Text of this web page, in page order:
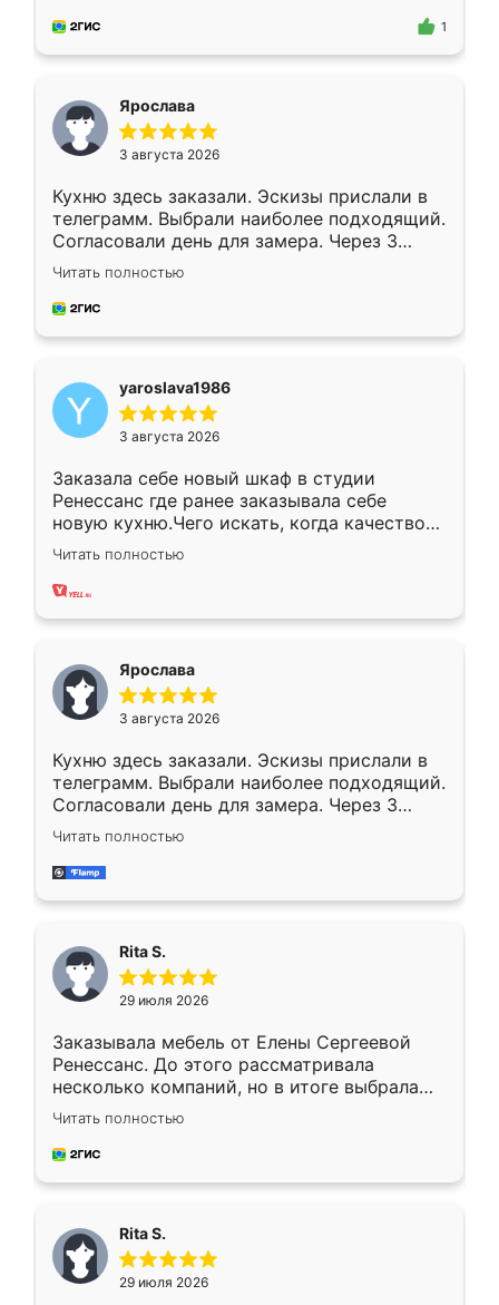
предложил по моему эскизу самый
1
Ярослава
3 августа 2026
Кухню здесь заказали. Эскизы прислали в
телеграмм. Выбрали наиболее подходящий.
Согласовали день для замера. Через 3
недели кухня была уже готова. Остались
довольны работой. Спасибо Ренессанс
мебель за качественную работу!
Читать полностью
yaroslava1986
3 августа 2026
Заказала себе новый шкаф в студии
Ренессанс где ранее заказывала себе
новую кухню.Чего искать, когда качеством
вполне довольна. Служит кухня уже почти
два года, нареканий нет.
Читать полностью
Ярослава
3 августа 2026
Кухню здесь заказали. Эскизы прислали в
телеграмм. Выбрали наиболее подходящий.
Согласовали день для замера. Через 3
недели кухня была уже готова. Остались
довольны работой. Спасибо Ренессанс
мебель за качественную работу!
Читать полностью
Rita S.
29 июля 2026
Заказывала мебель от Елены Сергеевой
Ренессанс. До этого рассматривала
несколько компаний, но в итоге выбрала
эту. Сначала обговорили условия, потом
приехал замерщик, всё спокойно объяснил
и снял размеры. Изготовили в срок, с
каких-либо доработок. Качеством осталась
довольна, все выглядит так, как и ожидала.
Читать полностью
Rita S.
29 июля 2026